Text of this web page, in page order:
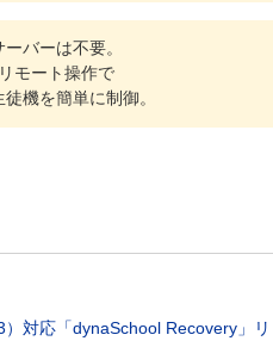
ーバーは不要。
リモート操作で
徒機を簡単に制御。
対応「dynaSchool Recovery」リ